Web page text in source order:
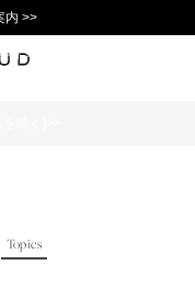
内 >>
料！＞＞
ゼント！>>
除く]>>
Topics